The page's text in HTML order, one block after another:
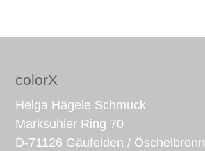
colorX
Helga Hägele Schmuck
Marksuhler Ring 70
D-71126 Gäufelden / Öschelbronn